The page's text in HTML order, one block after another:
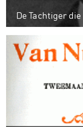
De Tachtiger